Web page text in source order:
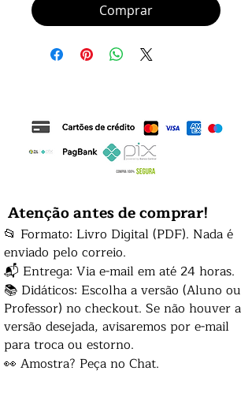
Comprar
Atenção antes de comprar!
📂 Formato: Livro Digital (PDF). Nada é
enviado pelo correio.
📬 Entrega: Via e-mail em até 24 horas.
📚 Didáticos: Escolha a versão (Aluno ou
Professor) no checkout. Se não houver a
versão desejada, avisaremos por e-mail
para troca ou estorno.
👀 Amostra? Peça no Chat.